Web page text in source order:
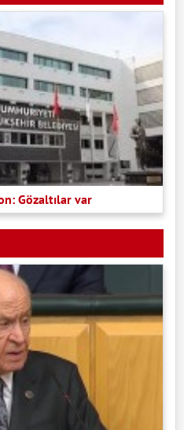
Gözaltılar var